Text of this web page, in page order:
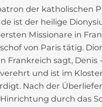
der katholischen
ist der heilige
Missionare in
von Paris tätig.
Frankreich sagt, Denis
und ist im
Nach der
durch das